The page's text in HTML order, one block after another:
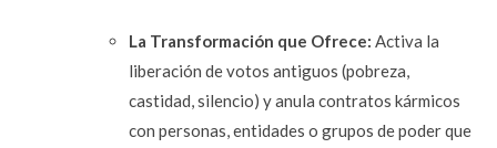
La Transformación que Ofrece: Activa la
liberación de votos antiguos (pobreza,
castidad, silencio) y anula contratos kármicos
con personas, entidades o grupos de poder que